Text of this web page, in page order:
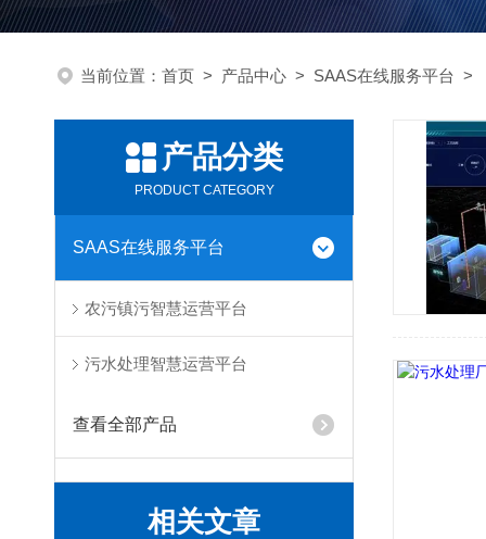
当前位置： 首页 > 产品中心 > SAAS在线服务平台 >
产品分类
PRODUCT CATEGORY
SAAS在线服务平台
农污镇污智慧运营平台
污水处理智慧运营平台
查看全部产品
相关文章